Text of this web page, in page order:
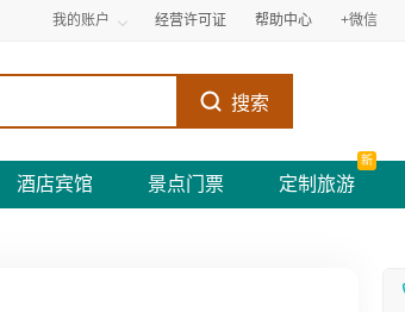
我的账户 经营许可证 帮助中心 +微信
搜索
酒店宾馆 景点门票 定制旅游
新